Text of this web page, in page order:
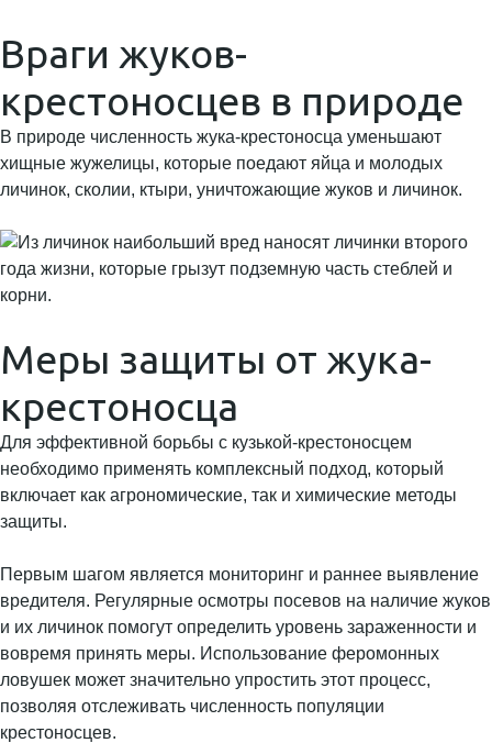
Враги жуков-
крестоносцев в природе
В природе численность жука-крестоносца уменьшают
хищные жужелицы, которые поедают яйца и молодых
личинок, сколии, ктыри, уничтожающие жуков и личинок.
Меры защиты от жука-
крестоносца
Для эффективной борьбы с кузькой-крестоносцем
необходимо применять комплексный подход, который
включает как агрономические, так и химические методы
защиты.
Первым шагом является мониторинг и раннее выявление
вредителя. Регулярные осмотры посевов на наличие жуков
и их личинок помогут определить уровень зараженности и
вовремя принять меры. Использование феромонных
ловушек может значительно упростить этот процесс,
позволяя отслеживать численность популяции
крестоносцев.